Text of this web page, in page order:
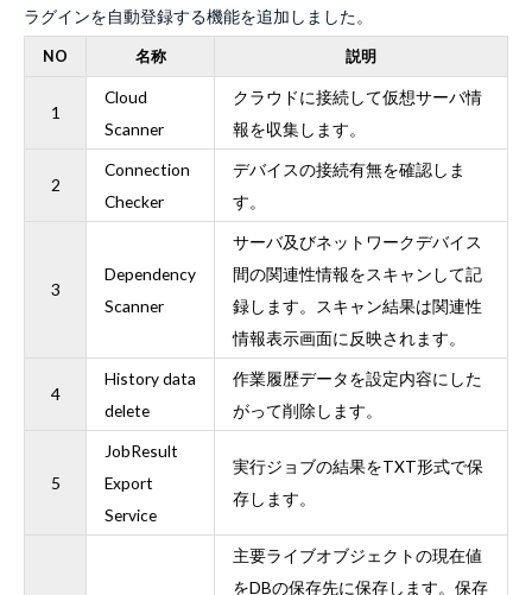
ラグインを自動登録する機能を追加しました。
NO 名称 説明
1
Cloud
Scanner
クラウドに接続して仮想サーバ情
報を収集します。
2
Connection
Checker
デバイスの接続有無を確認しま
す。
3
Dependency
Scanner
サーバ及びネットワークデバイス
間の関連性情報をスキャンして記
録します。スキャン結果は関連性
情報表示画面に反映されます。
4
History data
delete
作業履歴データを設定内容にした
がって削除します。
5
JobResult
Export
Service
実行ジョブの結果をTXT形式で保
存します。
主要ライブオブジェクトの現在値
をDBの保存先に保存します。保存